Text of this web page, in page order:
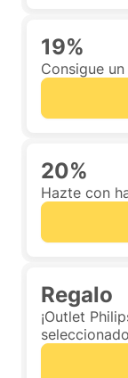
19%
Consigue
20%
Hazte con
Regalo
¡Outlet